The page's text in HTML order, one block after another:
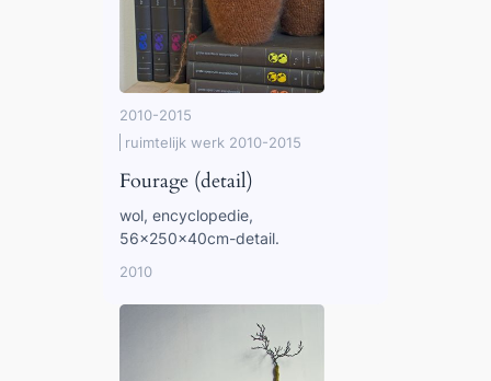
2010-2015
ruimtelijk werk 2010-2015
Fourage (detail)
wol, encyclopedie,
56x250x40cm-detail.
2010